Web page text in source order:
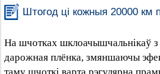
Штогод ці кожныя 20000 км
На шчотках шклоачышчальнікаў
дарожная плёнка, змяншаючы